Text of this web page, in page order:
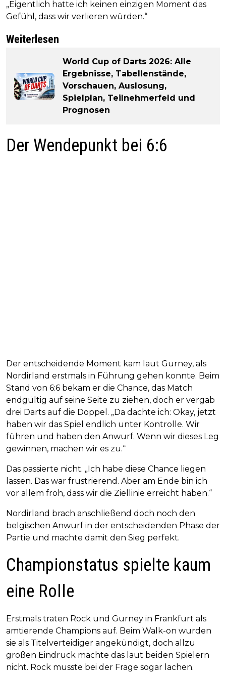
„Eigentlich hatte ich keinen einzigen Moment das
Gefühl, dass wir verlieren würden.“
Weiterlesen
World Cup of Darts 2026: Alle
Ergebnisse, Tabellenstände,
Vorschauen, Auslosung,
Spielplan, Teilnehmerfeld und
Prognosen
Der Wendepunkt bei 6:6
Der entscheidende Moment kam laut Gurney, als
Nordirland erstmals in Führung gehen konnte. Beim
Stand von 6:6 bekam er die Chance, das Match
endgültig auf seine Seite zu ziehen, doch er vergab
drei Darts auf die Doppel. „Da dachte ich: Okay, jetzt
haben wir das Spiel endlich unter Kontrolle. Wir
führen und haben den Anwurf. Wenn wir dieses Leg
gewinnen, machen wir es zu.“
Das passierte nicht. „Ich habe diese Chance liegen
lassen. Das war frustrierend. Aber am Ende bin ich
vor allem froh, dass wir die Ziellinie erreicht haben.“
Nordirland brach anschließend doch noch den
belgischen Anwurf in der entscheidenden Phase der
Partie und machte damit den Sieg perfekt.
Championstatus spielte kaum
eine Rolle
Erstmals traten Rock und Gurney in Frankfurt als
amtierende Champions auf. Beim Walk-on wurden
sie als Titelverteidiger angekündigt, doch allzu
großen Eindruck machte das laut beiden Spielern
nicht. Rock musste bei der Frage sogar lachen.